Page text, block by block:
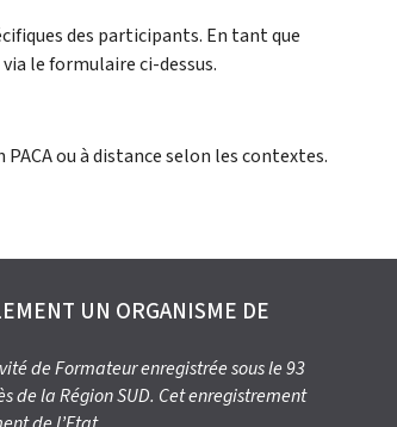
des participants. En tant que
le formulaire ci-dessus.
ou à distance selon les contextes.
UN ORGANISME DE
de Formateur enregistrée sous le 93
de la Région SUD. Cet enregistrement